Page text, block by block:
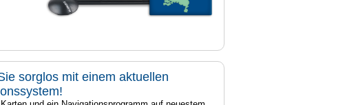
sorglos mit einem aktuellen